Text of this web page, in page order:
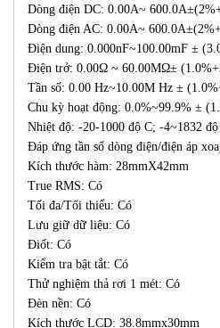
Dòng điện DC: 0.00A~
Dòng điện AC: 0.00A~
Điện dung: 0.000nF~100.00mF ±
Điện trở: 0.00Ω ~ 60.00ΜΩ±
Tần số: 0.00 Hz~10.00M Hz ±
Chu kỳ hoạt động: 0.0%~99.9% ±
Nhiệt độ: -20-1000 độ C; -4~1832
Đáp ứng tần số dòng điện/điện áp
Kích thước hàm: 28mmX42mm
True RMS: Có
Tối đa/Tối thiểu: Có
Lưu giữ dữ liệu: Có
Điốt: Có
Kiểm tra bật tắt: Có
Thử nghiệm thả rơi 1 mét: Có
Đèn nền: Có
Kích thước LCD: 38.8mmx30mm